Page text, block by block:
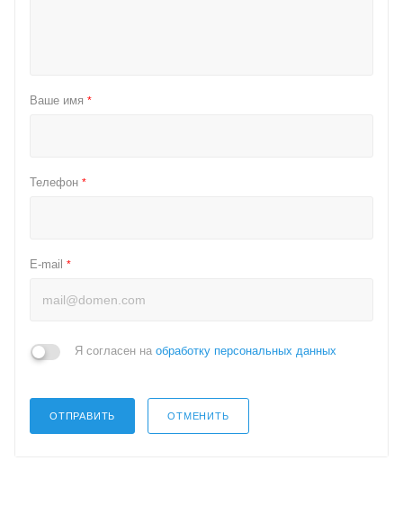
Ваше имя *
Телефон *
E-mail *
Я согласен на обработку персональных данных
ОТПРАВИТЬ ОТМЕНИТЬ